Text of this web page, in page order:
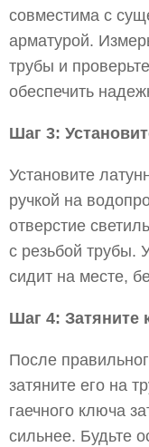
совместима с
арматурой.
трубы и
обеспечить
Шаг 3:
Установите
ручкой на
отверстие
с резьбой трубы.
сидит на месте,
Шаг 4: Затяните
После
затяните его на
гаечного ключа
сильнее. Будьте